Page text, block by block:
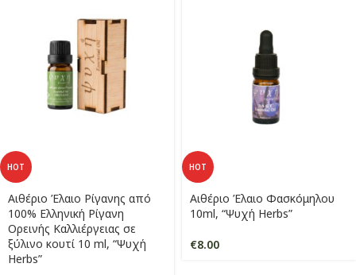
HOT
Αιθέριο Έλαιο Ρίγανης από
100% Ελληνική Ρίγανη
Ορεινής Καλλιέργειας σε
ξύλινο κουτί 10 ml, “Ψυχή
Herbs”
HOT
Αιθέριο Έλαιο Φασκόμηλου
10ml, “Ψυχή Herbs”
€8.00